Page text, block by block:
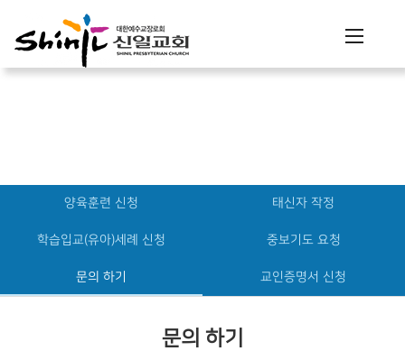
양육훈련 신청 태신자 작정
학습입교(유아)세례 신청 중보기도 요청
문의 하기 교인증명서 신청
문의 하기